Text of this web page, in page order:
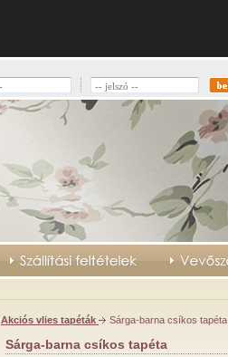
Akciós vlies tapéták Sárga-barna csíkos tapéta
Sárga-barna csíkos tapéta